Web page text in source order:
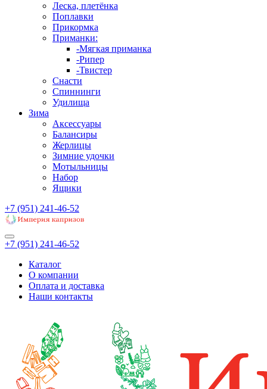
Леска, плетёнка
Поплавки
Прикормка
Приманки:
-Мягкая приманка
-Рипер
-Твистер
Снасти
Спиннинги
Удилища
Зима
Аксессуары
Балансиры
Жерлицы
Зимние удочки
Мотыльницы
Набор
Ящики
+7 (951) 241-46-52
+7 (951) 241-46-52
Каталог
О компании
Оплата и доставка
Наши контакты